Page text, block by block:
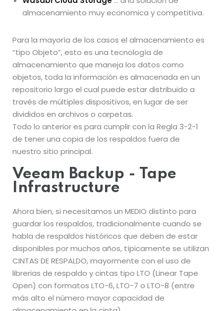
almacenamiento muy economica y competitiva.
Para la mayoría de los casos el almacenamiento es
“tipo Objeto”, esto es una tecnología de
almacenamiento que maneja los datos como
objetos, toda la información es almacenada en un
repositorio largo el cual puede estar distribuido a
través de múltiples dispositivos, en lugar de ser
divididos en archivos o carpetas.
Todo lo anterior es para cumplir con la Regla 3-2-1
de tener una copia de los respaldos fuera de
nuestro sitio principal.
Veeam Backup - Tape
Infrastructure
Ahora bien, si necesitamos un MEDIO distinto para
guardar los respaldos, tradicionalmente cuando se
habla de respaldos históricos que deben de estar
disponibles por muchos años, típicamente se utilizan
CINTAS DE RESPALDO, mayormente con el uso de
librerias de respaldo y cintas tipo LTO (Linear Tape
Open) con formatos LTO-6, LTO-7 o LTO-8 (entre
más alto el número mayor capacidad de